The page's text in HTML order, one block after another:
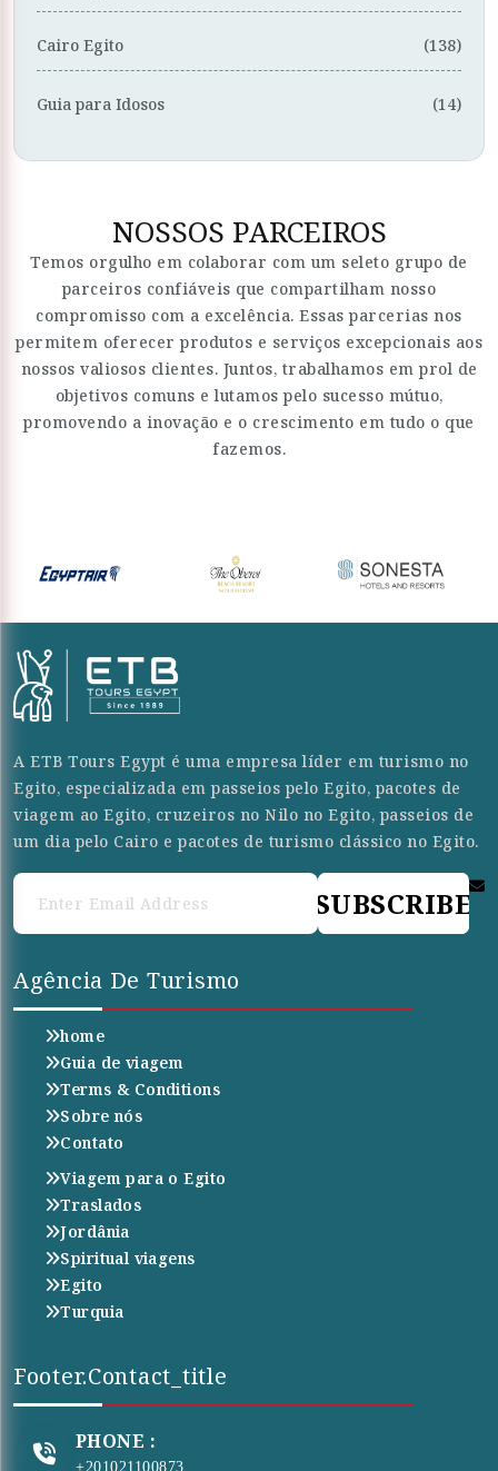
Cairo Egito (138)
Guia para Idosos (14)
NOSSOS PARCEIROS
Temos orgulho em colaborar com um seleto grupo de
parceiros confiáveis que compartilham nosso
compromisso com a excelência. Essas parcerias nos
permitem oferecer produtos e serviços excepcionais aos
nossos valiosos clientes. Juntos, trabalhamos em prol de
objetivos comuns e lutamos pelo sucesso mútuo,
promovendo a inovação e o crescimento em tudo o que
fazemos.
A ETB Tours Egypt é uma empresa líder em turismo no
Egito, especializada em passeios pelo Egito, pacotes de
viagem ao Egito, cruzeiros no Nilo no Egito, passeios de
um dia pelo Cairo e pacotes de turismo clássico no Egito.
SUBSCRIBE
Agência De Turismo
home
Guia de viagem
Terms & Conditions
Sobre nós
Contato
Viagem para o Egito
Traslados
Jordânia
Spiritual viagens
Egito
Turquia
Footer.contact_title
PHONE :
+201021100873